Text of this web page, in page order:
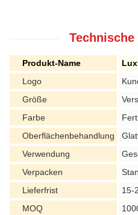
Technische
Produkt-Name
Logo
Größe
Farbe
Oberflächenbehandlung
Verwendung
Verpacken
Lieferfrist
15-
MOQ